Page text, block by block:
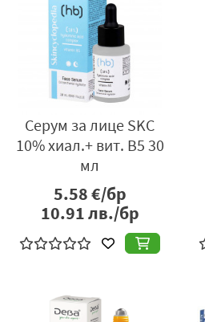
Серум за лице SKC
10% хиал.+ вит. B5 30
мл
5.58€/бр
10.91лв./бр